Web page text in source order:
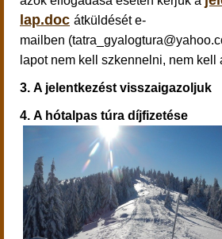
lap.doc átküldését e-
mailben
lapot nem kell szkennelni, nem kell
3. A jelentkezést visszaigazoljuk
4. A hótalpas túra díjfizetése